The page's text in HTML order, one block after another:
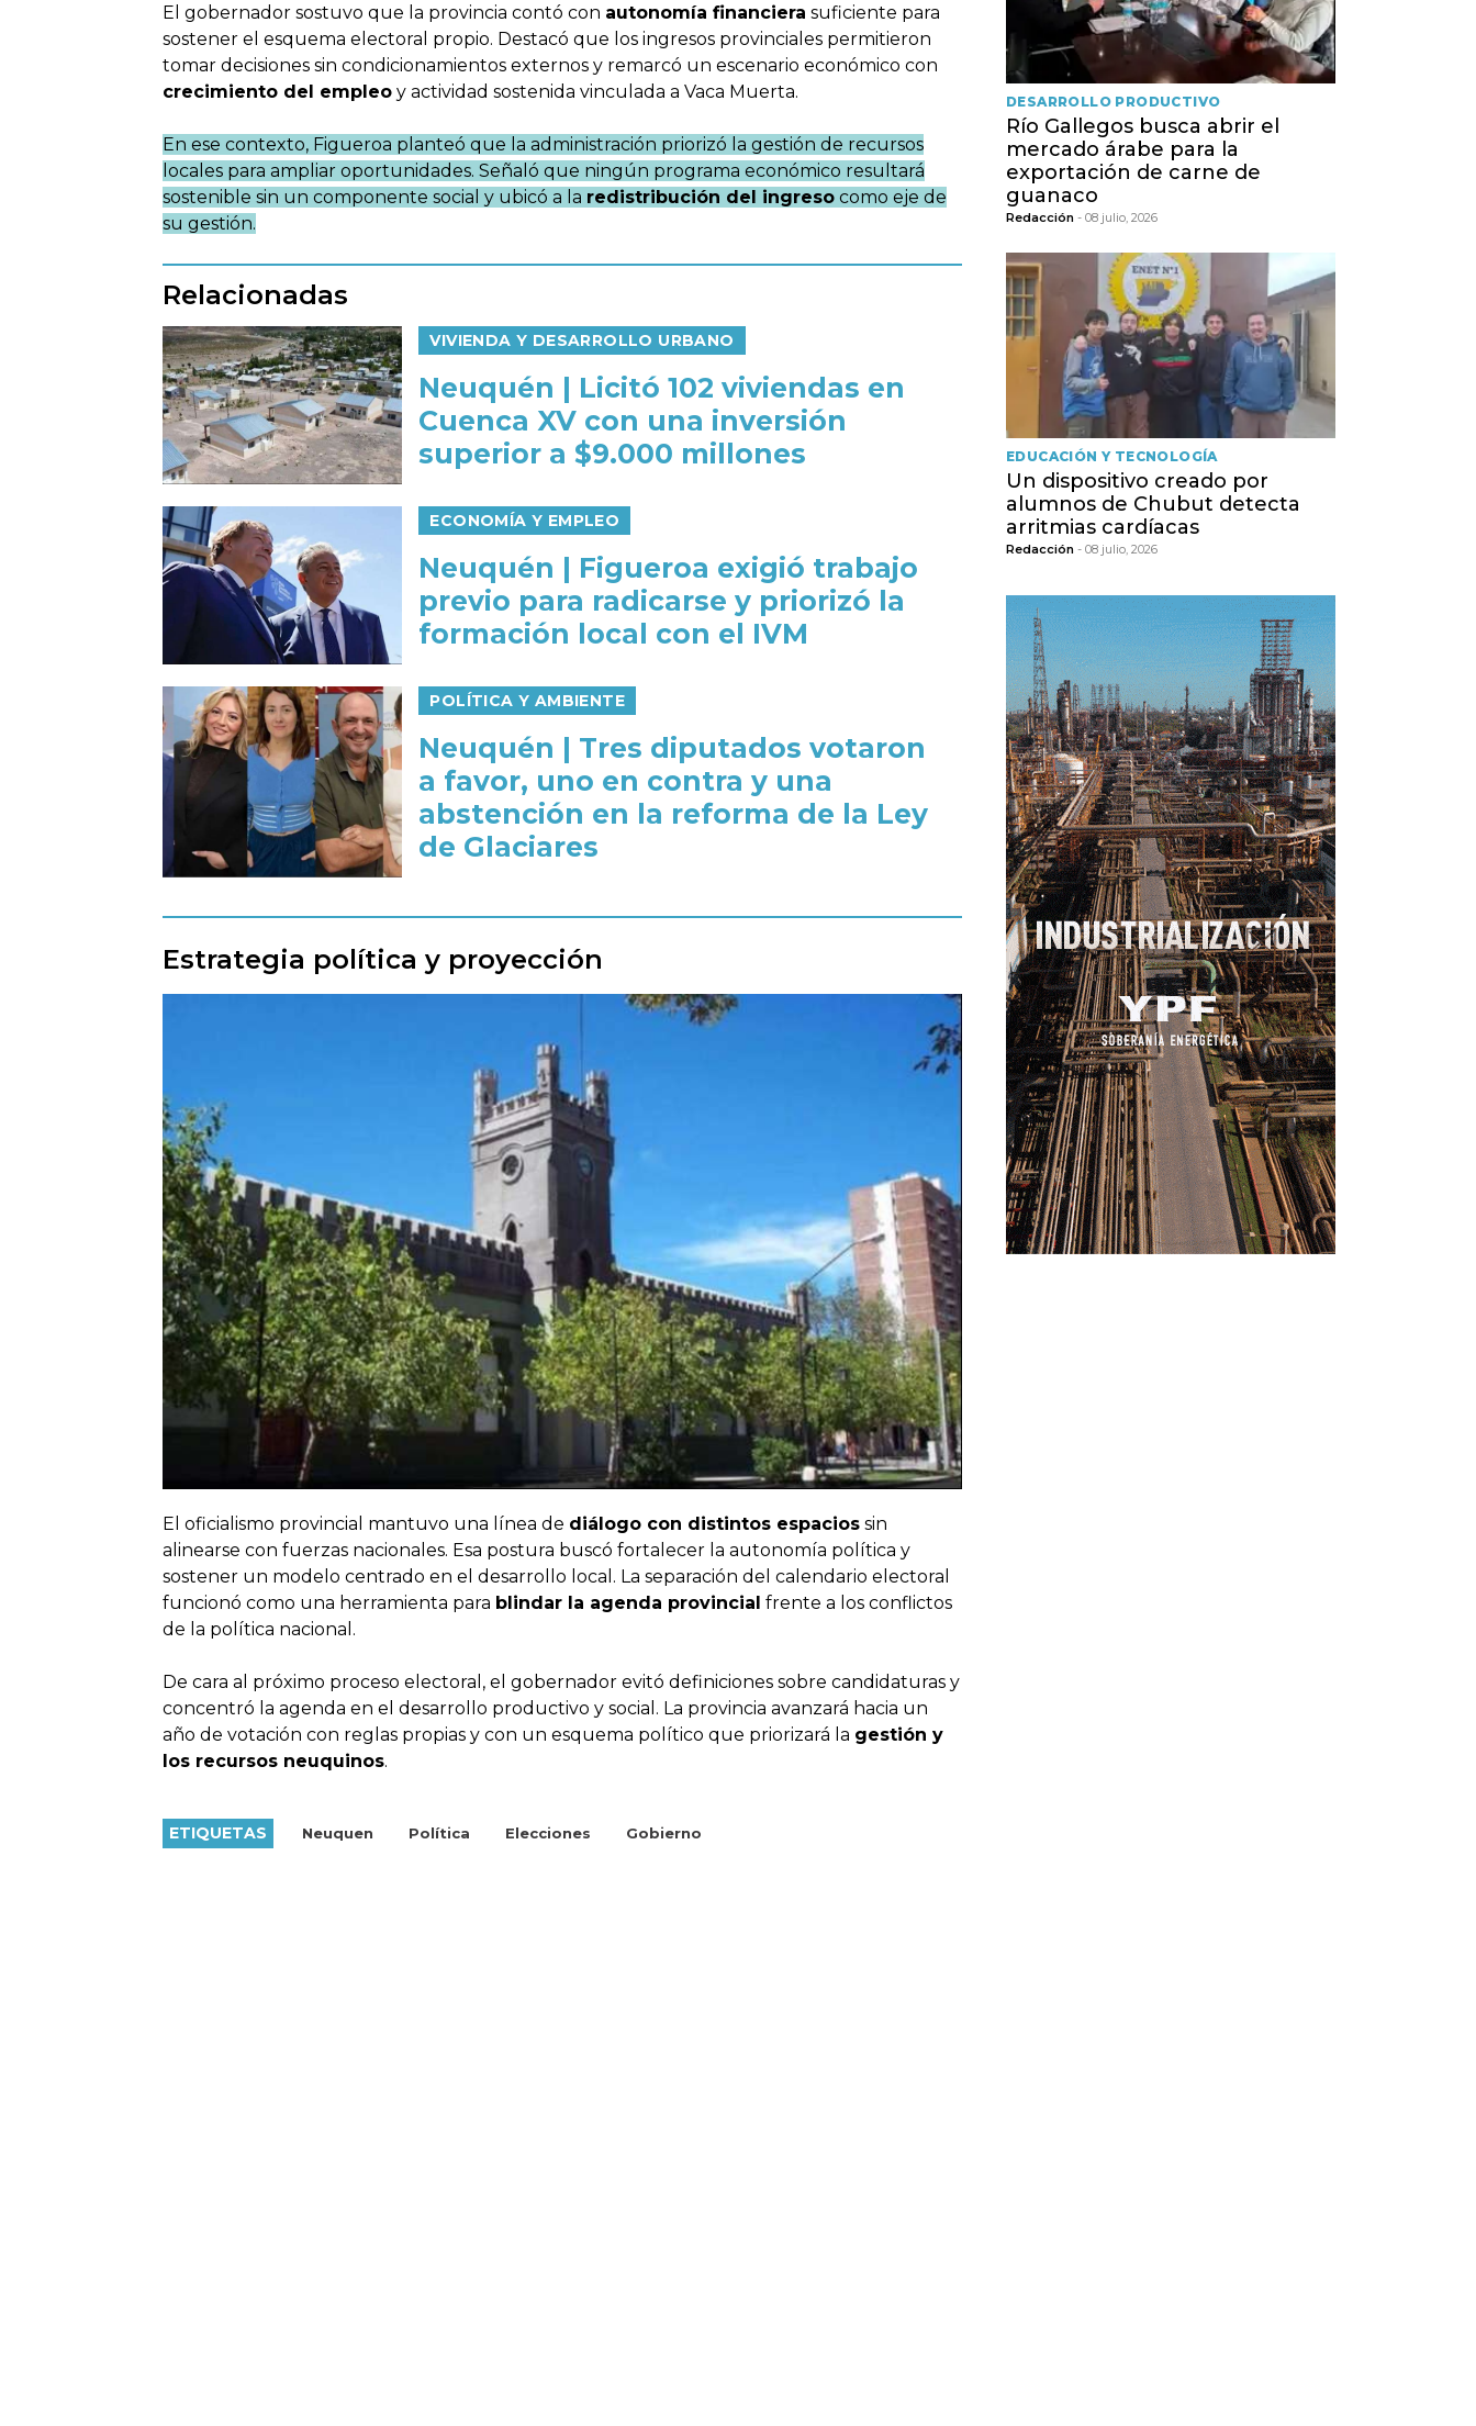
El gobernador sostuvo que la provincia contó con autonomía financiera suficiente para
sostener el esquema electoral propio. Destacó que los ingresos provinciales permitieron
tomar decisiones sin condicionamientos externos y remarcó un escenario económico con
crecimiento del empleo y actividad sostenida vinculada a Vaca Muerta.
En ese contexto, Figueroa planteó que la administración priorizó la gestión de recursos
locales para ampliar oportunidades. Señaló que ningún programa económico resultará
sostenible sin un componente social y ubicó a la redistribución del ingreso como eje de
su gestión.
Relacionadas
VIVIENDA Y DESARROLLO URBANO
Neuquén | Licitó 102 viviendas en
Cuenca XV con una inversión
superior a $9.000 millones
ECONOMÍA Y EMPLEO
Neuquén | Figueroa exigió trabajo
previo para radicarse y priorizó la
formación local con el IVM
POLÍTICA Y AMBIENTE
Neuquén | Tres diputados votaron
a favor, uno en contra y una
abstención en la reforma de la Ley
de Glaciares
Estrategia política y proyección
El oficialismo provincial mantuvo una línea de diálogo con distintos espacios sin
alinearse con fuerzas nacionales. Esa postura buscó fortalecer la autonomía política y
sostener un modelo centrado en el desarrollo local. La separación del calendario electoral
funcionó como una herramienta para blindar la agenda provincial frente a los conflictos
de la política nacional.
De cara al próximo proceso electoral, el gobernador evitó definiciones sobre candidaturas y
concentró la agenda en el desarrollo productivo y social. La provincia avanzará hacia un
año de votación con reglas propias y con un esquema político que priorizará la gestión y
los recursos neuquinos.
ETIQUETAS Neuquen Política Elecciones Gobierno
DESARROLLO PRODUCTIVO
Río Gallegos busca abrir el
mercado árabe para la
exportación de carne de
guanaco
Redacción - 08 julio, 2026
EDUCACIÓN Y TECNOLOGÍA
Un dispositivo creado por
alumnos de Chubut detecta
arritmias cardíacas
Redacción - 08 julio, 2026